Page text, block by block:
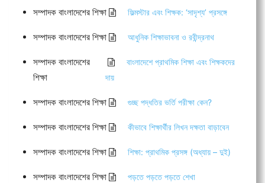
সম্পাদক বাংলাদেশের শিক্ষা ফিল্মস্টার এবং শিক্ষক: ‘সাদৃশ্য’ প্রসঙ্গে
সম্পাদক বাংলাদেশের শিক্ষা আধুনিক শিক্ষাভাবনা ও রবীন্দ্রনাথ
সম্পাদক বাংলাদেশের
শিক্ষা
বাংলাদেশে প্রাথমিক শিক্ষা এবং শিক্ষকদের
দায়
সম্পাদক বাংলাদেশের শিক্ষা গুচ্ছ পদ্ধতির ভর্তি পরীক্ষা কেন?
সম্পাদক বাংলাদেশের শিক্ষা কীভাবে শিক্ষার্থীর লিখন দক্ষতা বাড়াবেন
সম্পাদক বাংলাদেশের শিক্ষা শিক্ষা: প্রাথমিক প্রসঙ্গ (অধ্যায় – দুই)
সম্পাদক বাংলাদেশের শিক্ষা পড়তে পড়তে পড়তে শেখা